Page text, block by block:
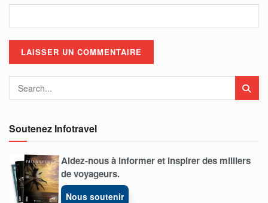
Soutenez Infotravel
Aidez-nous à informer et inspirer des milliers
de voyageurs.
Nous soutenir